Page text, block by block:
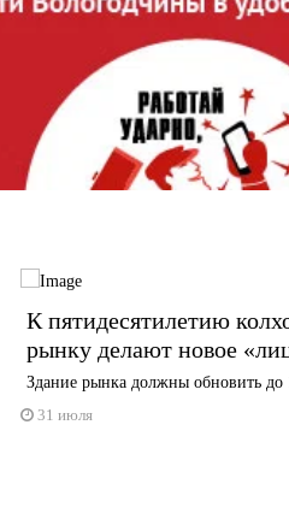
К пятидесятилетию
рынку делают новое
Здание рынка должны обновить до
31 июля